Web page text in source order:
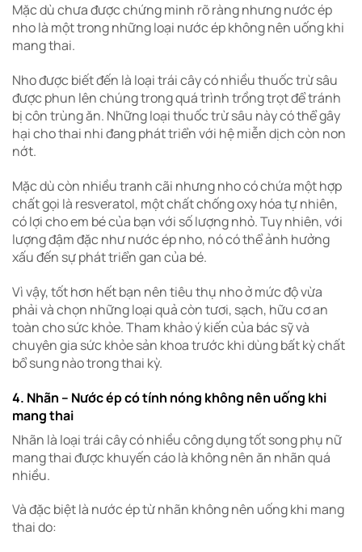
Mặc dù chưa được chứng minh rõ ràng nhưng nước ép
nho là một trong những loại nước ép không nên uống khi
mang thai.
Nho được biết đến là loại trái cây có nhiều thuốc trừ sâu
được phun lên chúng trong quá trình trồng trọt để tránh
bị côn trùng ăn. Những loại thuốc trừ sâu này có thể gây
hại cho thai nhi đang phát triển với hệ miễn dịch còn non
nớt.
Mặc dù còn nhiều tranh cãi nhưng nho có chứa một hợp
chất gọi là resveratol, một chất chống oxy hóa tự nhiên,
có lợi cho em bé của bạn với số lượng nhỏ. Tuy nhiên, với
lượng đậm đặc như nước ép nho, nó có thể ảnh hưởng
xấu đến sự phát triển gan của bé.
Vì vậy, tốt hơn hết bạn nên tiêu thụ nho ở mức độ vừa
phải và chọn những loại quả còn tươi, sạch, hữu cơ an
toàn cho sức khỏe. Tham khảo ý kiến ​​của bác sỹ và
chuyên gia sức khỏe sản khoa trước khi dùng bất kỳ chất
bổ sung nào trong thai kỳ.
4. Nhãn – Nước ép có tính nóng không nên uống khi
mang thai
Nhãn là loại trái cây có nhiều công dụng tốt song phụ nữ
mang thai được khuyến cáo là không nên ăn nhãn quá
nhiều.
Và đặc biệt là nước ép từ nhãn không nên uống khi mang
thai do: